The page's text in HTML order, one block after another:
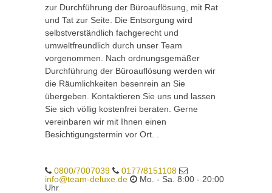
zur Durchführung der Büroauflösung, mit Rat
und Tat zur Seite. Die Entsorgung wird
selbstverständlich fachgerecht und
umweltfreundlich durch unser Team
vorgenommen. Nach ordnungsgemäßer
Durchführung der Büroauflösung werden wir
die Räumlichkeiten besenrein an Sie
übergeben. Kontaktieren Sie uns und lassen
Sie sich völlig kostenfrei beraten. Gerne
vereinbaren wir mit Ihnen einen
Besichtigungstermin vor Ort. .
0800/7007039
0177/8151108
info@team-deluxe.de
Mo. - Sa. 8:00 - 20:00
Uhr